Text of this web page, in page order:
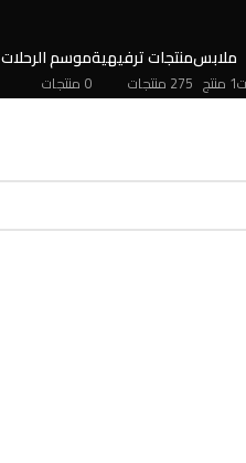
ملابس
1 منتج
منتجات ترفيهية
275 منتجات
موسم الرحلات
0 منتجات